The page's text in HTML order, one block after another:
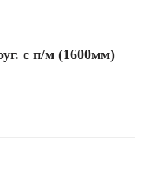
с п/м (1600мм)